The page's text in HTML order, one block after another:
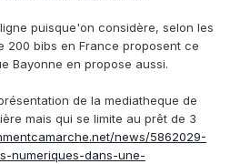
puisque'on considère, selon les
200 bibs en France proposent ce
Bayonne en propose aussi.
de la mediatheque de
mais qui se limite au prêt de 3
news/5862029-
numeriques-dans-une-